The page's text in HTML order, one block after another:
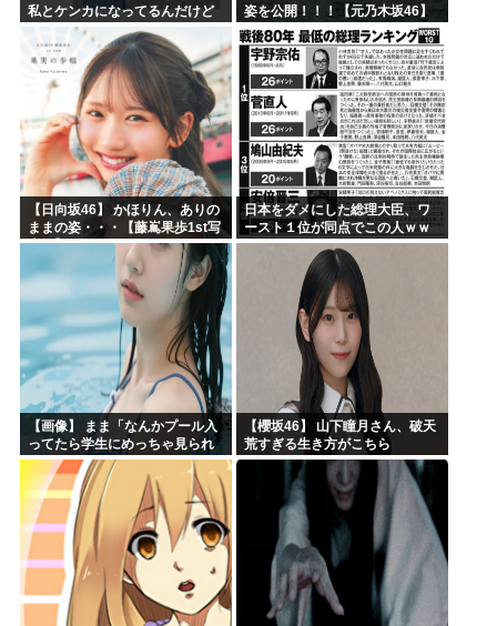
私とケンカになってるんだけど
ｗｗｗｗｗｗ
姿を公開！！！【元乃木坂46】
【日向坂46】 かほりん、ありの
ままの姿・・・【藤嶌果歩1st写
真集】
日本をダメにした総理大臣、ワ
ースト１位が同点でこの人ｗｗ
ｗｗｗｗ
【画像】 まま「なんかプール入
ってたら学生にめっちゃ見られ
たw」
【櫻坂46】 山下瞳月さん、破天
荒すぎる生き方がこちら